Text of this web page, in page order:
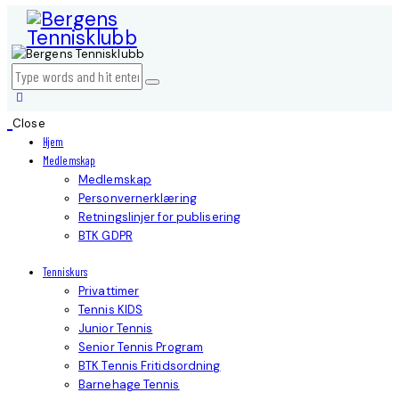
Close
Hjem
Medlemskap
Medlemskap
Personvernerklæring
Retningslinjer for publisering
BTK GDPR
Tenniskurs
Privattimer
Tennis KIDS
Junior Tennis
Senior Tennis Program
BTK Tennis Fritidsordning
Barnehage Tennis